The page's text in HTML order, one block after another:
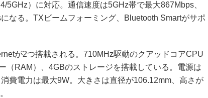
5GHz）に対応。通信速度は5GHz帯で最大867Mbps、
なる。TXビームフォーミング、Bluetooth Smartがサポ
が2つ搭載される。710MHz駆動のクアッドコアCPU
（RAM）、4GBのストレージを搭載している。電源は
費電力は最大9W。大きさは直径が106.12mm、高さが